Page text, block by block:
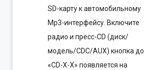
SD-карту к автомобильному
Mp3-интерфейсу. Включите
радио и пресс-CD (диск/
модель/CDC/AUX) кнопка до
«CD-X-X» появляется на